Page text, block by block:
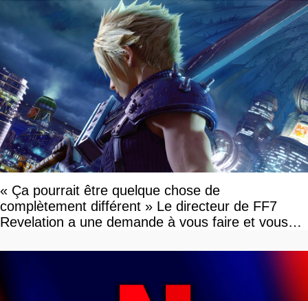
« Ça pourrait être quelque chose de
complètement différent » Le directeur de FF7
Revelation a une demande à vous faire et vous